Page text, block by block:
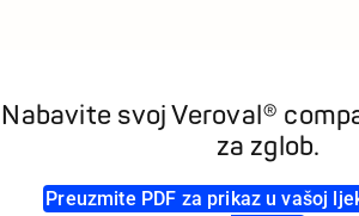
Nabavite svoj Veroval®
za zglob.
Preuzmite PDF za prikaz u vašoj